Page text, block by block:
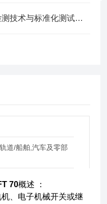
超级电容参数测试仪全维度检测技术与标准化测试流程解析
道/船舶,汽车及零部
70概述 ：
、电子机械开关或继